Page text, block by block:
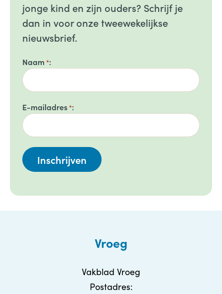
jonge kind en zijn ouders? Schrijf je
dan in voor onze tweewekelijkse
nieuwsbrief.
Naam *
E-mailadres*
Vroeg
Vakblad Vroeg
Postadres: